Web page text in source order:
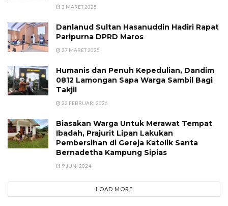
3 MARET 2025
Danlanud Sultan Hasanuddin Hadiri Rapat
Paripurna DPRD Maros
27 MARET 2025
Humanis dan Penuh Kepedulian, Dandim
0812 Lamongan Sapa Warga Sambil Bagi
Takjil
22 FEBRUARI 2026
Biasakan Warga Untuk Merawat Tempat
Ibadah, Prajurit Lipan Lakukan
Pembersihan di Gereja Katolik Santa
Bernadetha Kampung Sipias
9 JUNI 2024
LOAD MORE